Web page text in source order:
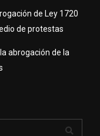
de Ley 1720
de protestas
abrogación de la